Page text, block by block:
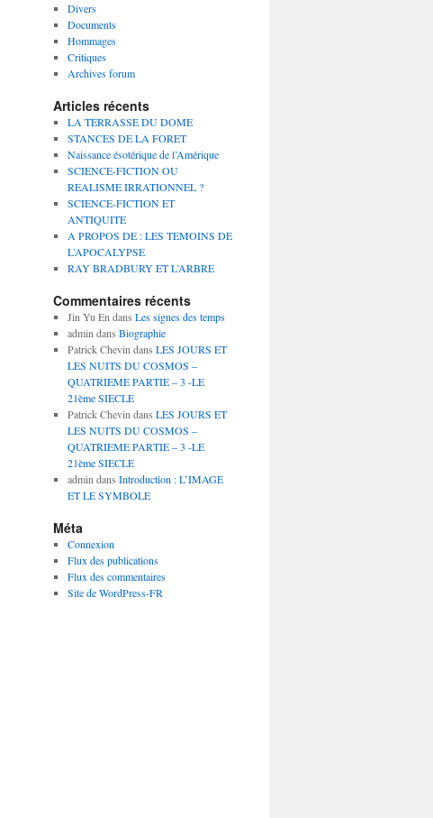
Divers
Documents
Hommages
Critiques
Archives forum
Articles récents
LA TERRASSE DU DOME
STANCES DE LA FORET
Naissance ésotérique de l’Amérique
SCIENCE-FICTION OU
REALISME IRRATIONNEL ?
SCIENCE-FICTION ET
ANTIQUITE
A PROPOS DE : LES TEMOINS DE
L’APOCALYPSE
RAY BRADBURY ET L’ARBRE
Commentaires récents
Jin Yu En dans Les signes des temps
admin dans Biographie
Patrick Chevin dans LES JOURS ET
LES NUITS DU COSMOS –
QUATRIEME PARTIE – 3 -LE
21ème SIECLE
Patrick Chevin dans LES JOURS ET
LES NUITS DU COSMOS –
QUATRIEME PARTIE – 3 -LE
21ème SIECLE
admin dans Introduction : L’IMAGE
ET LE SYMBOLE
Méta
Connexion
Flux des publications
Flux des commentaires
Site de WordPress-FR